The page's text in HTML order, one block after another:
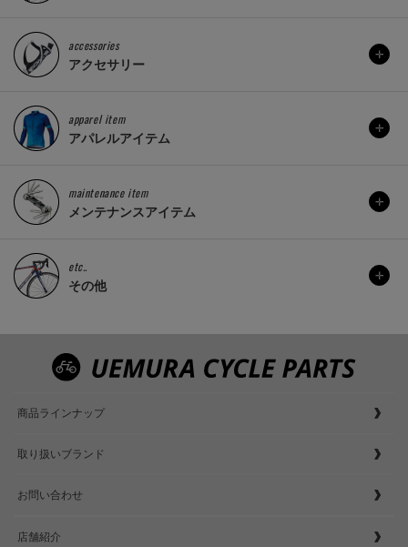
accessories
アクセサリー
apparel item
アパレルアイテム
maintenance item
メンテナンスアイテム
etc..
その他
商品ラインナップ
取り扱いブランド
お問い合わせ
店舗紹介